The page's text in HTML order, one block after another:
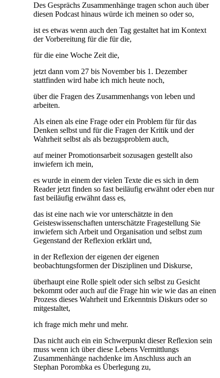
Des Gesprächs Zusammenhänge tragen schon auch über
diesen Podcast hinaus würde ich meinen so oder so,
ist es etwas wenn auch den Tag gestaltet hat im Kontext
der Vorbereitung für die für die,
für die eine Woche Zeit die,
jetzt dann vom 27 bis November bis 1. Dezember
stattfinden wird habe ich mich heute noch,
über die Fragen des Zusammenhangs von leben und
arbeiten.
Als einen als eine Frage oder ein Problem für für das
Denken selbst und für die Fragen der Kritik und der
Wahrheit selbst als als bezugsproblem auch,
auf meiner Promotionsarbeit sozusagen gestellt also
inwiefern ich mein,
es wurde in einem der vielen Texte die es sich in dem
Reader jetzt finden so fast beiläufig erwähnt oder eben nur
fast beiläufig erwähnt dass es,
das ist eine nach wie vor unterschätzte in den
Geisteswissenschaften unterschätzte Fragestellung Sie
inwiefern sich Arbeit und Organisation und selbst zum
Gegenstand der Reflexion erklärt und,
in der Reflexion der eigenen der eigenen
beobachtungsformen der Disziplinen und Diskurse,
überhaupt eine Rolle spielt oder sich selbst zu Gesicht
bekommt oder auch auf die Frage hin wie wie das an einen
Prozess dieses Wahrheit und Erkenntnis Diskurs oder so
mitgestaltet,
ich frage mich mehr und mehr.
Das nicht auch ein ein Schwerpunkt dieser Reflexion sein
muss wenn ich über diese Lebens Vermittlungs
Zusammenhänge nachdenke im Anschluss auch an
Stephan Porombka es Überlegung zu,